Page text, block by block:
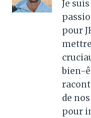
Je
pour
bien-
de
pour